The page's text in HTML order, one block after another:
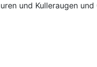
und Kulleraugen